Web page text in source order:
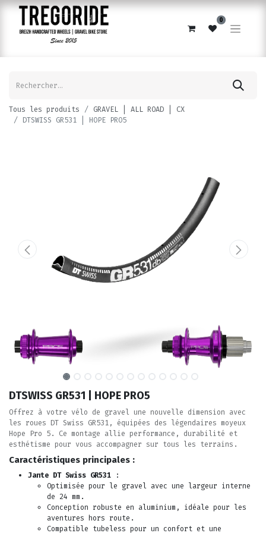
0
Tous les produits
GRAVEL | ALL ROAD | CX
DTSWISS GR531 | HOPE PRO5
DTSWISS GR531 | HOPE PRO5
Offrez à votre vélo de gravel une nouvelle dimension avec
les roues DT Swiss GR531, équipées des légendaires moyeux
Hope Pro 5. Ce montage allie performance, durabilité et
esthétisme pour vous accompagner sur tous les terrains.
Caractéristiques principales :
Jante DT Swiss GR531 :
Optimisée pour le gravel avec une largeur interne
de 24 mm.
Conception robuste en aluminium, idéale pour les
aventures hors route.
Compatible tubeless pour un confort et une